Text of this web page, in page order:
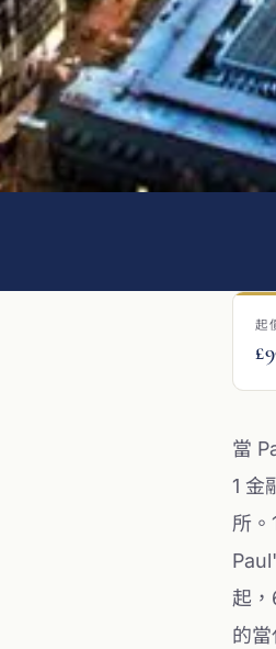
起
當
1 金
所
起
的